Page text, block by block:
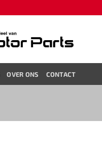
OVER ONS CONTACT